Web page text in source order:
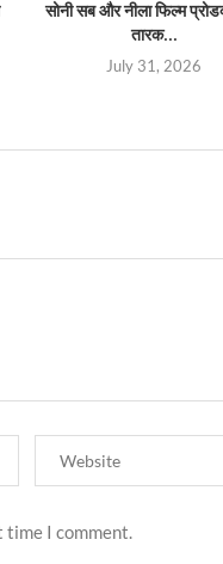
सोनी सब और नीला फिल्म
तारक...
July 31, 2026
time I comment.